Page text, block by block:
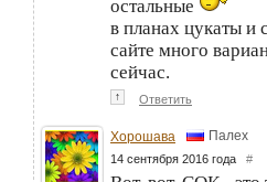
остальные
в планах цукаты и
сайте много
сейчас.
↑ Ответить
Хорошава Палех
14 сентября 2016 года #